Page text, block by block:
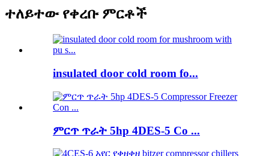
ተለይተው የቀረቡ ምርቶች
insulated door cold room fo...
ምርጥ ጥራት 5hp 4DES-5 Co ...